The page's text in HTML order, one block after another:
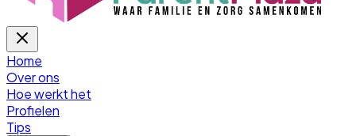
Home
Over ons
Hoe werkt het
Profielen
Tips